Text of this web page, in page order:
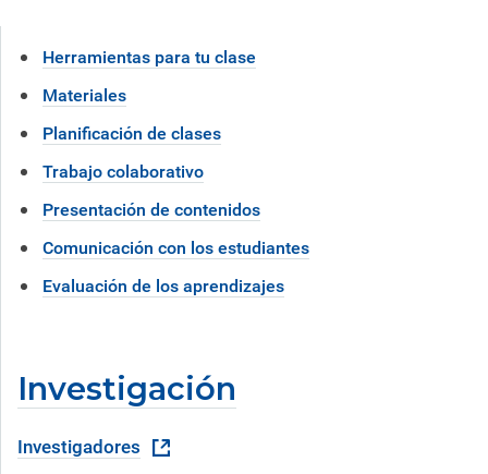
Herramientas para tu clase
Materiales
Planificación de clases
Trabajo colaborativo
Presentación de contenidos
Comunicación con los estudiantes
Evaluación de los aprendizajes
Investigación
Investigadores